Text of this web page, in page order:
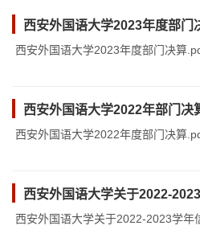
相关文件
西安外国语大学2023年度部门
西安外国语大学2023年度部门决算
西安外国语大学2022年部门决
西安外国语大学2022年度部门决算
西安外国语大学关于2022-
西安外国语大学关于2022-2023学年